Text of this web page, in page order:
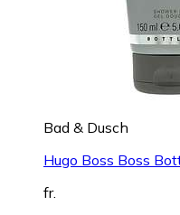
Bad & Dusch
Hugo Boss Boss
fr.